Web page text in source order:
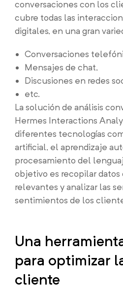
conversaciones con los
cubre todas las
digitales, en una gran
Conversaciones
Mensajes de chat,
Discusiones en redes
etc.
La solución de análisis
Hermes Interactions
diferentes tecnologías
artificial, el aprendizaje
procesamiento del
objetivo es recopilar
relevantes y analizar las
sentimientos de los
Una
para optimizar
cliente